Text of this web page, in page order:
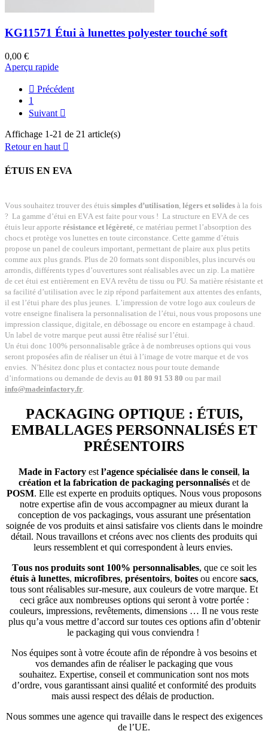
KG11571 Étui à lunettes polyester touché soft
0,00 €
Aperçu rapide
 Précédent
1
Suivant 
Affichage 1-21 de 21 article(s)
Retour en haut 
ÉTUIS EN EVA
Vous souhaitez trouver des étuis simples d’utilisation, légers et solides à la fois
? La gamme d’étui en EVA est faite pour vous ! La structure en EVA de ces
étuis leur apporte résistance et légèreté, ce matériau permet l’absorption des
chocs et protège vos lunettes en toute circonstance. Cette gamme d’étuis
propose un panel de couleurs important, permettant de plaire aux plus petits
comme aux plus grands. Plus de 20 formats sont disponibles, plus incurvés ou
arrondis, différents types d’ouvertures sont réalisables avec un zip. La matière
de cet étui est entièrement en EVA revêtu de tissu ou PU. Sa matière résistante et
sa facilité d’utilisation avec le zip répond parfaitement aux attentes des enfants,
il est l’étui phare des plus jeunes. L’impression de votre logo aux couleurs de
votre enseigne finalisera la personnalisation de l’étui, nous vous proposons une
impression classique, digitale, en débossage ou encore en estampage à chaud.
Un label de votre marque peut aussi être réalisé sur l’étui.
Un étui donc 100% personnalisable grâce à de nombreuses options qui vous
seront proposées afin de réaliser un étui à l’image de votre marque et de vos
envies. N’hésitez donc plus et contactez nous pour toute demande
d’informations ou demande de devis au 01 80 91 53 80 ou par mail
info@madeinfactory.fr.
PACKAGING OPTIQUE : ÉTUIS,
EMBALLAGES PERSONNALISÉS ET
PRÉSENTOIRS
Made in Factory est l’agence spécialisée dans le conseil, la
création et la fabrication de packaging personnaliséset de
POSM. Elle est experte en produits optiques. Nous vous proposons
notre expertise afin de vous accompagner au mieux durant la
conception de vos packagings, vous assurant une présentation
soignée de vos produits et ainsi satisfaire vos clients dans le moindre
détail. Nous travaillons et créons avec nos clients des produits qui
leurs ressemblent et qui correspondent à leurs envies.
Tous nos produits sont 100% personnalisables, que ce soit les
étuis à lunettes, microfibres, présentoirs, boitesou encore sacs,
tous sont réalisables sur-mesure, aux couleurs de votre marque. Et
ceci grâce aux nombreuses options qui seront à votre portée :
couleurs, impressions, revêtements, dimensions … Il ne vous reste
plus qu’a vous mettre d’accord sur toutes ces options afin d’obtenir
le packaging qui vous conviendra !
Nos équipes sont à votre écoute afin de répondre à vos besoins et
vos demandes afin de réaliser le packaging que vous
souhaitez. Expertise, conseil et communication sont nos mots
d’ordre, vous garantissant ainsi qualité et conformité des produits
mais aussi respect des délais de production.
Nous sommes une agence qui travaille dans le respect des exigences
de l’UE.